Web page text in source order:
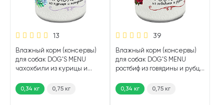
13
Влажный корм (консервы)
для собак DOG’S MENU
чахохбили из курицы и
0,34 кг 0,75 кг
39
Влажный корм (консервы)
для собак DOG’S MENU
ростбиф из говядины и рубца
0,34 кг 0,75 кг